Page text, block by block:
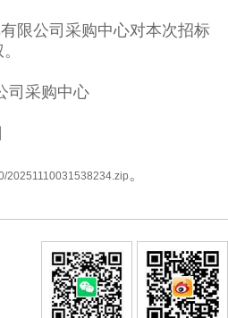
限公司采购中心对本次招标
司采购中心
20251110031538234.zip 。